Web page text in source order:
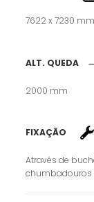
7622 x 7230
ALT. QUEDA
2000 mm
FIXAÇÃO
Através de
chumbadouros